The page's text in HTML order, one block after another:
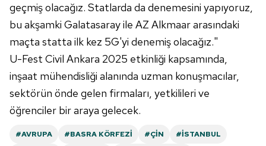
geçmiş olacağız. Statlarda da denemesini yapıyoruz,
bu akşamki Galatasaray ile AZ Alkmaar arasındaki
maçta statta ilk kez 5G'yi denemiş olacağız."
U-Fest Civil Ankara 2025 etkinliği kapsamında,
inşaat mühendisliği alanında uzman konuşmacılar,
sektörün önde gelen firmaları, yetkilileri ve
öğrenciler bir araya gelecek.
#AVRUPA #BASRA KÖRFEZI #ÇIN
#İSTANBUL